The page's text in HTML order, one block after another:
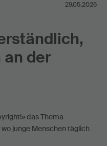
29.05.2026
der
das Thema
junge Menschen täglich